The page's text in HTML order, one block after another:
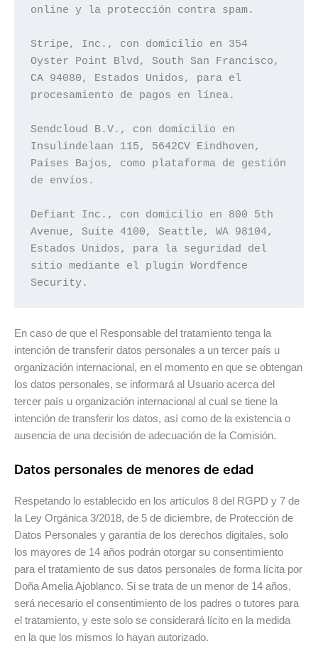
online y la protección contra spam.
Stripe, Inc., con domicilio en 354
Oyster Point Blvd, South San Francisco,
CA 94080, Estados Unidos, para el
procesamiento de pagos en línea.
Sendcloud B.V., con domicilio en
Insulindelaan 115, 5642CV Eindhoven,
Países Bajos, como plataforma de gestión
de envíos.
Defiant Inc., con domicilio en 800 5th
Avenue, Suite 4100, Seattle, WA 98104,
Estados Unidos, para la seguridad del
sitio mediante el plugin Wordfence
Security.
En caso de que el Responsable del tratamiento tenga la
intención de transferir datos personales a un tercer país u
organización internacional, en el momento en que se obtengan
los datos personales, se informará al Usuario acerca del
tercer país u organización internacional al cual se tiene la
intención de transferir los datos, así como de la existencia o
ausencia de una decisión de adecuación de la Comisión.
Datos personales de menores de edad
Respetando lo establecido en los artículos 8 del RGPD y 7 de
la Ley Orgánica 3/2018, de 5 de diciembre, de Protección de
Datos Personales y garantía de los derechos digitales, solo
los mayores de 14 años podrán otorgar su consentimiento
para el tratamiento de sus datos personales de forma lícita por
Doña Amelia Ajoblanco. Si se trata de un menor de 14 años,
será necesario el consentimiento de los padres o tutores para
el tratamiento, y este solo se considerará lícito en la medida
en la que los mismos lo hayan autorizado.